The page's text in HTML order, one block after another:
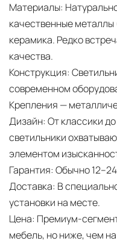
Материалы:
качественные
керамика. Редко
качества.
Конструкция:
современном
Крепления —
Дизайн: От классики
светильники
элементом
Гарантия: Обычно
Доставка: В
установки на месте.
Цена: Премиум-
мебель, но ниже, чем